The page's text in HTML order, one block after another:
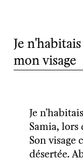
Je
mon visage
Je
Samia, lors
Son visage
désertée.